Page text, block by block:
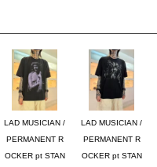
LAD MUSICIAN /
PERMANENT R
OCKER pt STAN
LAD MUSICIAN /
PERMANENT R
OCKER pt STAN